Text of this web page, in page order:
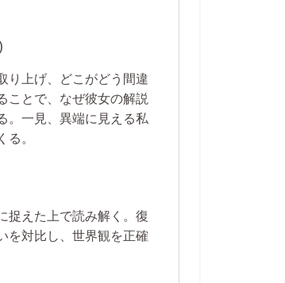
り上げ、どこがどう間違
ことで、なぜ彼女の解説
。一見、異端に見える私
。
捉えた上で読み解く。復
を対比し、世界観を正確